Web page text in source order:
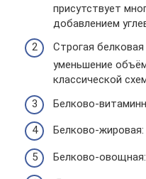
присутствует
добавлением
Строгая
уменьшение
классической
Белково-
Белково-
Белково-